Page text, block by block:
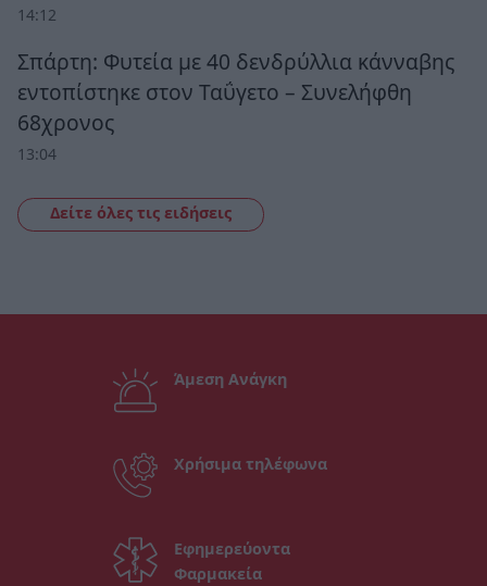
14:12
Σπάρτη: Φυτεία με 40 δενδρύλλια κάνναβης
εντοπίστηκε στον Ταΰγετο – Συνελήφθη
68χρονος
13:04
Δείτε όλες τις ειδήσεις
Άμεση Ανάγκη
Χρήσιμα τηλέφωνα
Εφημερεύοντα
Φαρμακεία